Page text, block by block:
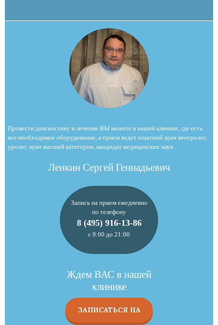
Провести диагностику и лечение ВЫ можете в нашей клинике, где есть
все необходимое оборудование, а прием ведет опытный врач венеролог,
уролог, врач высшей категории, кандидат медицинских наук
Ленкин Сергей Геннадьевич
Запись на прием ежедневно
по телефону
8 (495) 916-13-86
с 9:00 до 21:00
Ждем ВАС в нашей
клинике
ЗАПИСАТЬСЯ НА